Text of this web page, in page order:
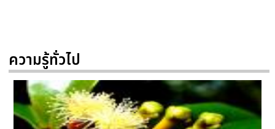
ความรู้ทั่วไป